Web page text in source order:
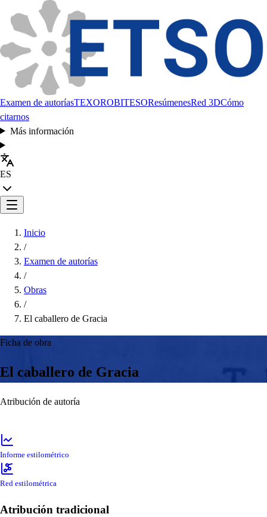
Examen de autoríasTEXOROBITESOResúmenesRed 3DCómo
citarnos
Más información
ES
Inicio
/
Examen de autorías
/
Obras
/
El caballero de Gracia
Ficha de obra
El caballero de Gracia
Atribución de autoría
Informe estilométrico
Red estilométrica
Atribución tradicional